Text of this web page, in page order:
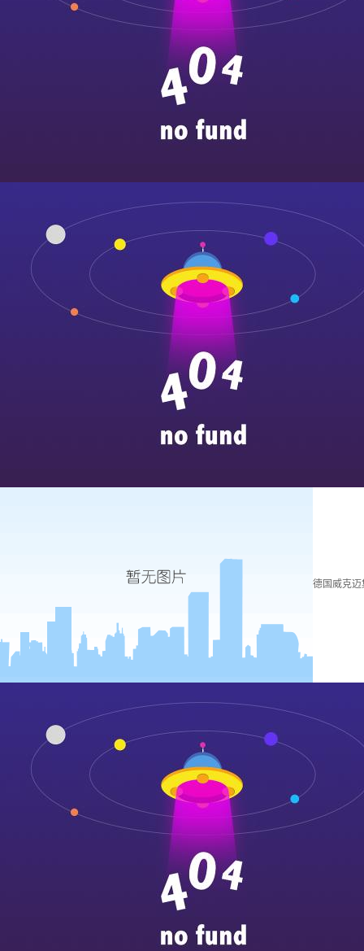
德国威克迈